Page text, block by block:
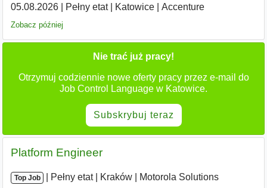
05.08.2026| Pełny etat| Katowice| Accenture
Zobacz później
Nie trać już pracy!
Otrzymuj codziennie nowe oferty pracy przez e-mail do
Job Control Language w Katowice.
Subskrybuj teraz
Platform Engineer
Top Job Pełny etat| Kraków Motorola Solutions